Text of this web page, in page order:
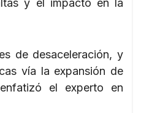
de desaceleración, y
vía la expansión de
el experto en